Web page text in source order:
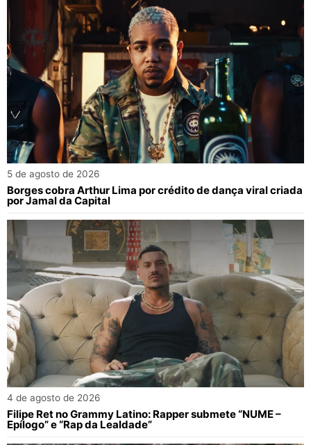
5 de agosto de 2026
Borges cobra Arthur Lima por crédito de dança viral criada
por Jamal da Capital
4 de agosto de 2026
Filipe Ret no Grammy Latino: Rapper submete “NUME –
Epílogo” e “Rap da Lealdade”